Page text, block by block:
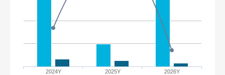
2024Y 2025Y 2026Y